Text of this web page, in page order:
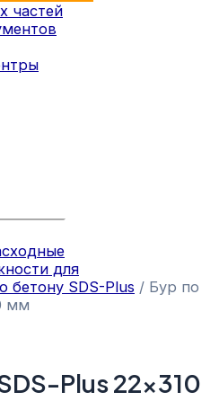
частей
для
бетону SDS-Plus / Бур по
мм
Plus 22×310